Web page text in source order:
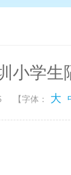
小学
【字体： 大